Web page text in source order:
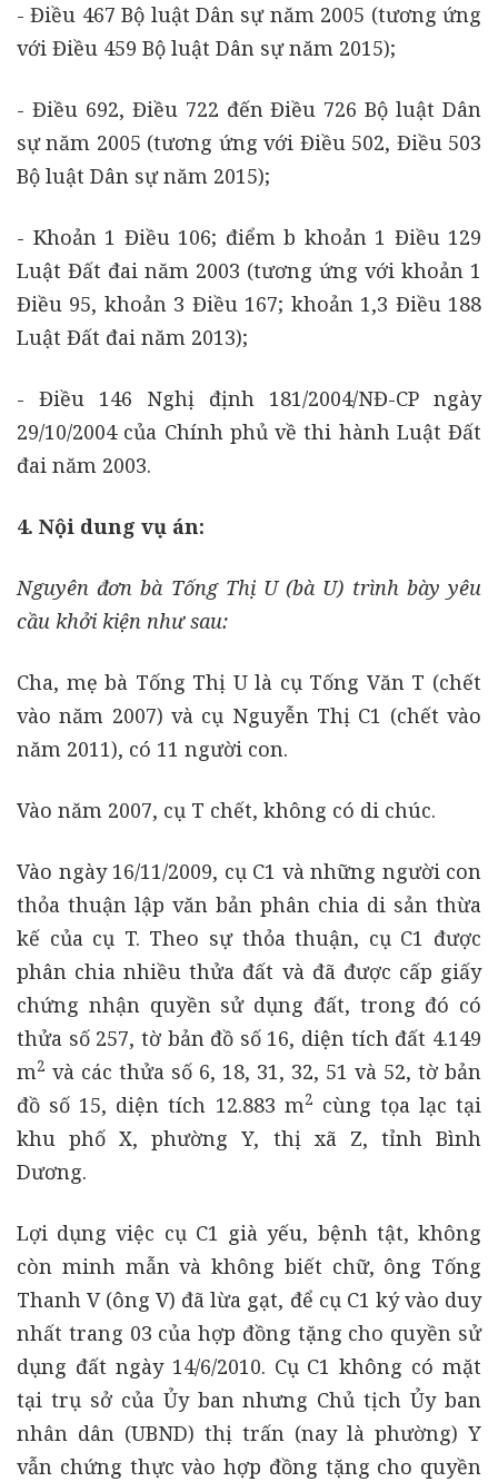
- Điều 467 Bộ luật Dân sự năm 2005 (tương ứng
với Điều 459 Bộ luật Dân sự năm 2015);
- Điều 692, Điều 722 đến Điều 726 Bộ luật Dân
sự năm 2005 (tương ứng với Điều 502, Điều 503
Bộ luật Dân sự năm 2015);
- Khoản 1 Điều 106; điểm b khoản 1 Điều 129
Luật Đất đai năm 2003 (tương ứng với khoản 1
Điều 95, khoản 3 Điều 167; khoản 1,3 Điều 188
Luật Đất đai năm 2013);
- Điều 146 Nghị định 181/2004/NĐ-CP ngày
29/10/2004 của Chính phủ về thi hành Luật Đất
đai năm 2003.
4. Nội dung vụ án:
Nguyên đơn bà Tống Thị U (bà U) trình bày yêu
cầu khởi kiện như sau:
Cha, mẹ bà Tống Thị U là cụ Tống Văn T (chết
vào năm 2007) và cụ Nguyễn Thị C1 (chết vào
năm 2011), có 11 người con.
Vào năm 2007, cụ T chết, không có di chúc.
Vào ngày 16/11/2009, cụ C1 và những người con
thỏa thuận lập văn bản phân chia di sản thừa
kế của cụ T. Theo sự thỏa thuận, cụ C1 được
phân chia nhiều thửa đất và đã được cấp giấy
chứng nhận quyền sử dụng đất, trong đó có
thửa số 257, tờ bản đồ số 16, diện tích đất 4.149
m2 và các thửa số 6, 18, 31, 32, 51 và 52, tờ bản
đồ số 15, diện tích 12.883 m2 cùng tọa lạc tại
khu phố X, phường Y, thị xã Z, tỉnh Bình
Dương.
Lợi dụng việc cụ C1 già yếu, bệnh tật, không
còn minh mẫn và không biết chữ, ông Tống
Thanh V (ông V) đã lừa gạt, để cụ C1 ký vào duy
nhất trang 03 của hợp đồng tặng cho quyền sử
dụng đất ngày 14/6/2010. Cụ C1 không có mặt
tại trụ sở của Ủy ban nhưng Chủ tịch Ủy ban
nhân dân (UBND) thị trấn (nay là phường) Y
vẫn chứng thực vào hợp đồng tặng cho quyền